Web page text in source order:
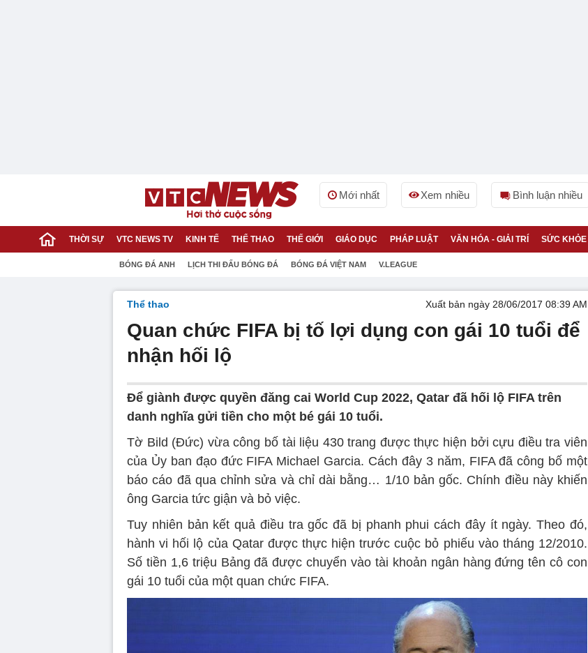
Mới nhất Xem nhiều Bình luận nhiều
THỜI SỰ VTC NEWS TV KINH TẾ THỂ THAO THẾ GIỚI GIÁO DỤC PHÁP LUẬT VĂN HÓA - GIẢI TRÍ SỨC KHỎE
BÓNG ĐÁ ANH LỊCH THI ĐẤU BÓNG ĐÁ BÓNG ĐÁ VIỆT NAM V.LEAGUE
Thể thao Xuất bản ngày 28/06/2017 08:39 AM
Quan chức FIFA bị tố lợi dụng con gái 10 tuổi để
nhận hối lộ
Để giành được quyền đăng cai World Cup 2022, Qatar đã hối lộ FIFA trên
danh nghĩa gửi tiền cho một bé gái 10 tuổi.
Tờ Bild (Đức) vừa công bố tài liệu 430 trang được thực hiện bởi cựu điều tra viên
của Ủy ban đạo đức FIFA Michael Garcia. Cách đây 3 năm, FIFA đã công bố một
báo cáo đã qua chỉnh sửa và chỉ dài bằng… 1/10 bản gốc. Chính điều này khiến
ông Garcia tức giận và bỏ việc.
Tuy nhiên bản kết quả điều tra gốc đã bị phanh phui cách đây ít ngày. Theo đó,
hành vi hối lộ của Qatar được thực hiện trước cuộc bỏ phiếu vào tháng 12/2010.
Số tiền 1,6 triệu Bảng đã được chuyển vào tài khoản ngân hàng đứng tên cô con
gái 10 tuổi của một quan chức FIFA.